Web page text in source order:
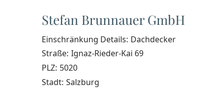
Stefan Brunnauer GmbH
Einschränkung Details: Dachdecker
Straße: Ignaz-Rieder-Kai 69
PLZ: 5020
Stadt: Salzburg